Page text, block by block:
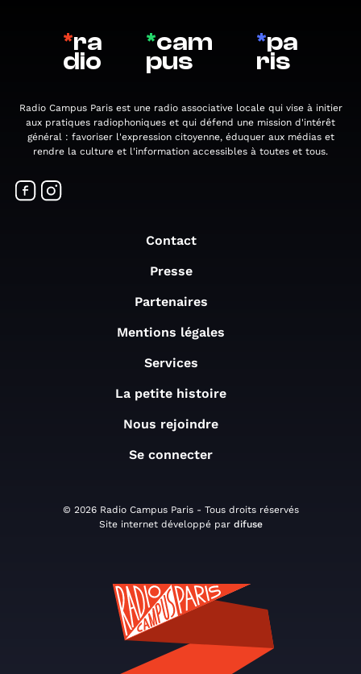
*ra
dio
*cam
pus
*pa
ris
Radio Campus Paris est une radio associative locale qui vise à initier
aux pratiques radiophoniques et qui défend une mission d'intérêt
général : favoriser l'expression citoyenne, éduquer aux médias et
rendre la culture et l'information accessibles à toutes et tous.
Contact
Presse
Partenaires
Mentions légales
Services
La petite histoire
Nous rejoindre
Se connecter
© 2026 Radio Campus Paris - Tous droits réservés
Site internet développé par difuse